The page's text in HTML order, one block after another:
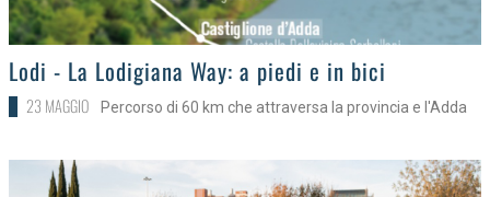
>Lodi - La Lodigiana Way: a piedi e in bici
23 MAGGIO Percorso di 60 km che attraversa la provincia e l'Adda